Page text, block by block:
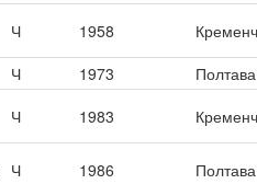
Ч 1958
Ч 1973
Полтава
Ч 1983
Ч 1986 Полтава